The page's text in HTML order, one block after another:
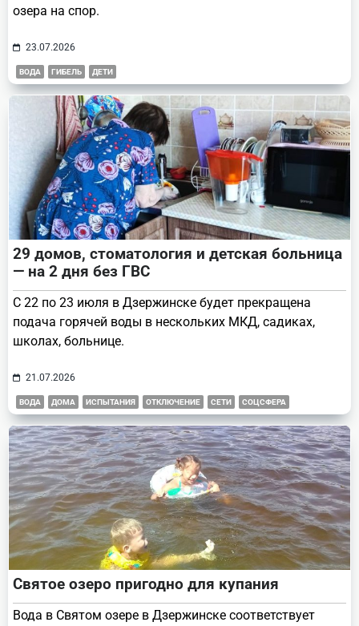
озера на спор.
23.07.2026
ВОДА ГИБЕЛЬ ДЕТИ
29 домов, стоматология и детская больница
— на 2 дня без ГВС
С 22 по 23 июля в Дзержинске будет прекращена
подача горячей воды в нескольких МКД, садиках,
школах, больнице.
21.07.2026
ВОДА ДОМА ИСПЫТАНИЯ ОТКЛЮЧЕНИЕ СЕТИ СОЦСФЕРА
Святое озеро пригодно для купания
Вода в Святом озере в Дзержинске соответствует